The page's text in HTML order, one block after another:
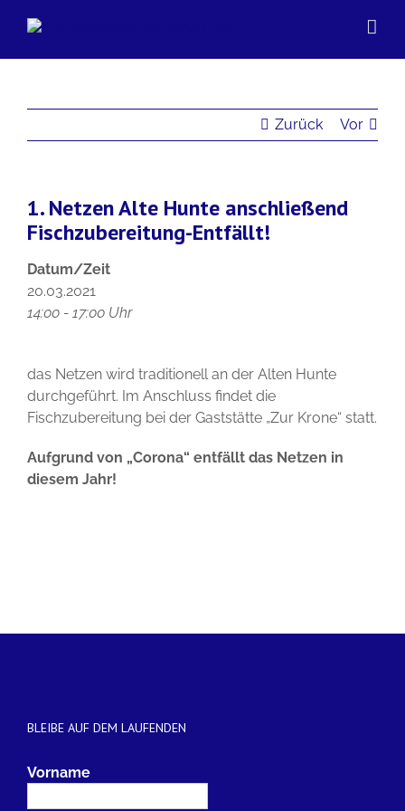
Inhalt
Zurück Vor
1. Netzen Alte Hunte anschließend
Fischzubereitung-Entfällt!
Datum/Zeit
20.03.2021
14:00 - 17:00 Uhr
das Netzen wird traditionell an der Alten Hunte
durchgeführt. Im Anschluss findet die
Fischzubereitung bei der Gaststätte „Zur Krone“ statt.
Aufgrund von „Corona“ entfällt das Netzen in
diesem Jahr!
BLEIBE AUF DEM LAUFENDEN
Vorname